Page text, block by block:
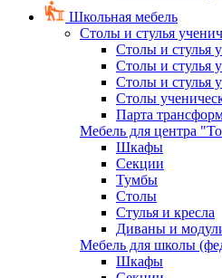
Школьная мебель
Столы и стулья
Столы и стулья
Столы и стулья
Столы и стулья
Столы
Парта
Мебель для центра
Шкафы
Секции
Тумбы
Столы
Стулья и кресла
Диваны и
Мебель для школы
Шкафы